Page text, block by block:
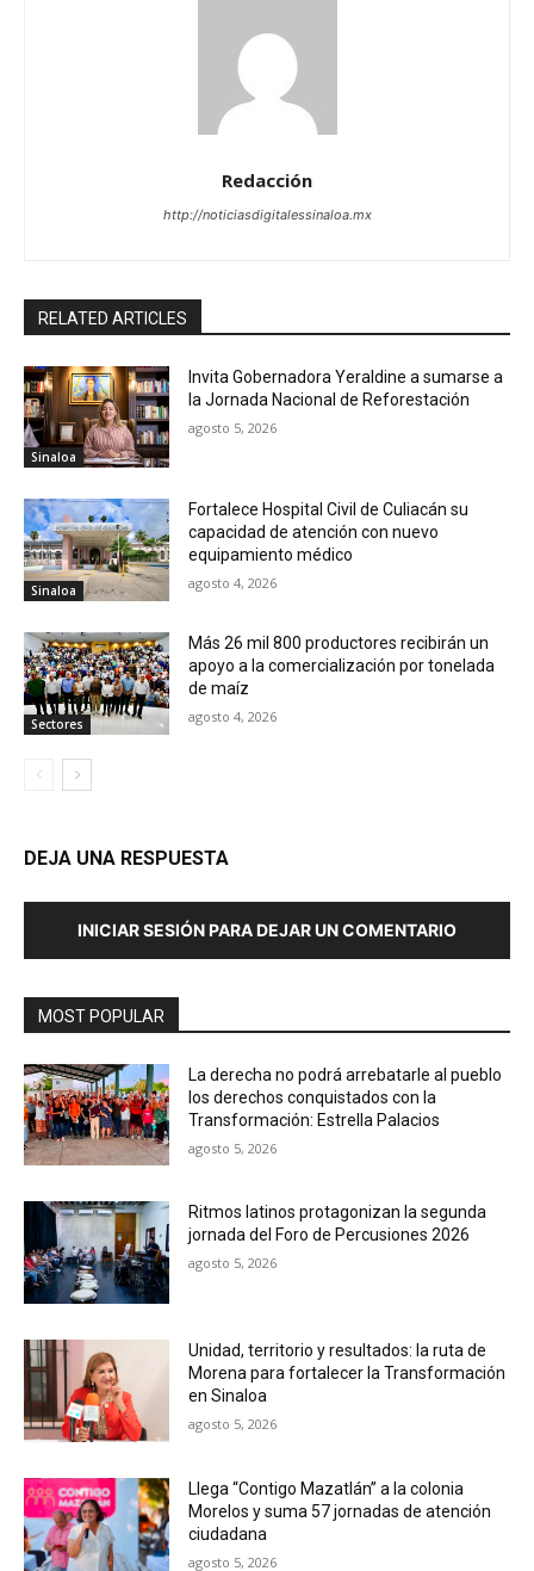
Redacción
http://noticiasdigitalessinaloa.mx
RELATED ARTICLES
Sinaloa
Invita Gobernadora Yeraldine a sumarse a
la Jornada Nacional de Reforestación
agosto 5, 2026
Sinaloa
Fortalece Hospital Civil de Culiacán su
capacidad de atención con nuevo
equipamiento médico
agosto 4, 2026
Sectores
Más 26 mil 800 productores recibirán un
apoyo a la comercialización por tonelada
de maíz
agosto 4, 2026
DEJA UNA RESPUESTA
INICIAR SESIÓN PARA DEJAR UN COMENTARIO
MOST POPULAR
La derecha no podrá arrebatarle al pueblo
los derechos conquistados con la
Transformación: Estrella Palacios
agosto 5, 2026
Ritmos latinos protagonizan la segunda
jornada del Foro de Percusiones 2026
agosto 5, 2026
Unidad, territorio y resultados: la ruta de
Morena para fortalecer la Transformación
en Sinaloa
agosto 5, 2026
Llega “Contigo Mazatlán” a la colonia
Morelos y suma 57 jornadas de atención
ciudadana
agosto 5, 2026